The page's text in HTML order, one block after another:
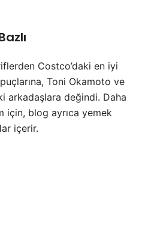
Costco’daki en iyi
Toni Okamoto ve
arkadaşlara değindi. Daha
için, blog ayrıca yemek
içerir.